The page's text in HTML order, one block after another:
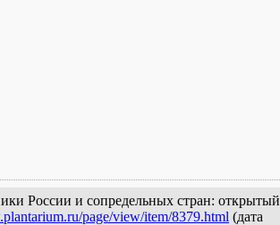
России и сопредельных стран: открытый
page/view/item/8379.html (дата